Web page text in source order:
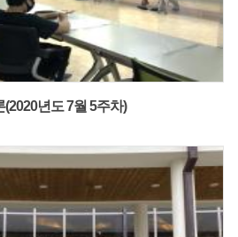
(2020년도 7월 5주차)